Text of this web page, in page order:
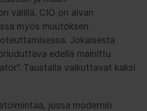
välillä. CIO on aivan
myös muutoksen
Jokaisesta
edellä mainittu
Taustalla vaikuttavat kaksi
jossa modernin